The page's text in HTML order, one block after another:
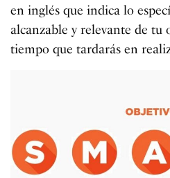
en inglés que indica lo
alcanzable y relevante de tu
tiempo que tardarás en